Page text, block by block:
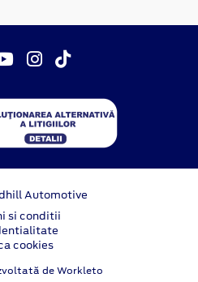
Automotive
si conditii
cookies
de Workleto